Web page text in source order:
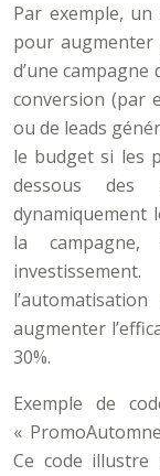
Par exemple,
pour augmenter
d’une
conversion (par
ou de leads
le budget si les
dessous des
dynamiquement
la
augmenter
30%.
Exemple de
«
Ce code illustre